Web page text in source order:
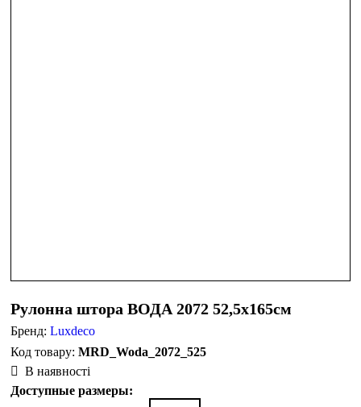
Рулонна штора ВОДА 2072 52,5х165см
Бренд:Luxdeco
MRD_Woda_2072_525
В наявності
Доступные размеры: